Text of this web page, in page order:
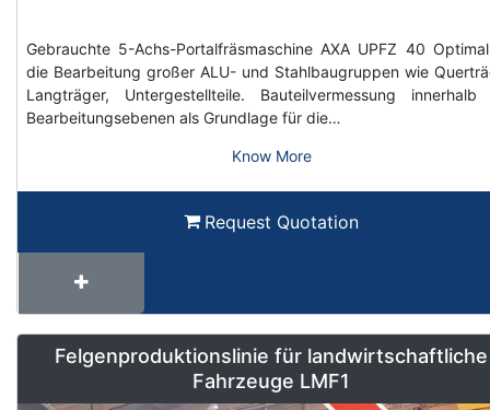
Gebrauchte 5-Achs-Portalfräsmaschine AXA UPFZ 40
die Bearbeitung großer ALU- und Stahlbaugruppen wie
Langträger, Untergestellteile. Bauteilvermessung innerhalb
Bearbeitungsebenen als Grundlage für die…
Know More
Request Quotation
Felgenproduktionslinie für landwirtschaftliche
Fahrzeuge LMF1